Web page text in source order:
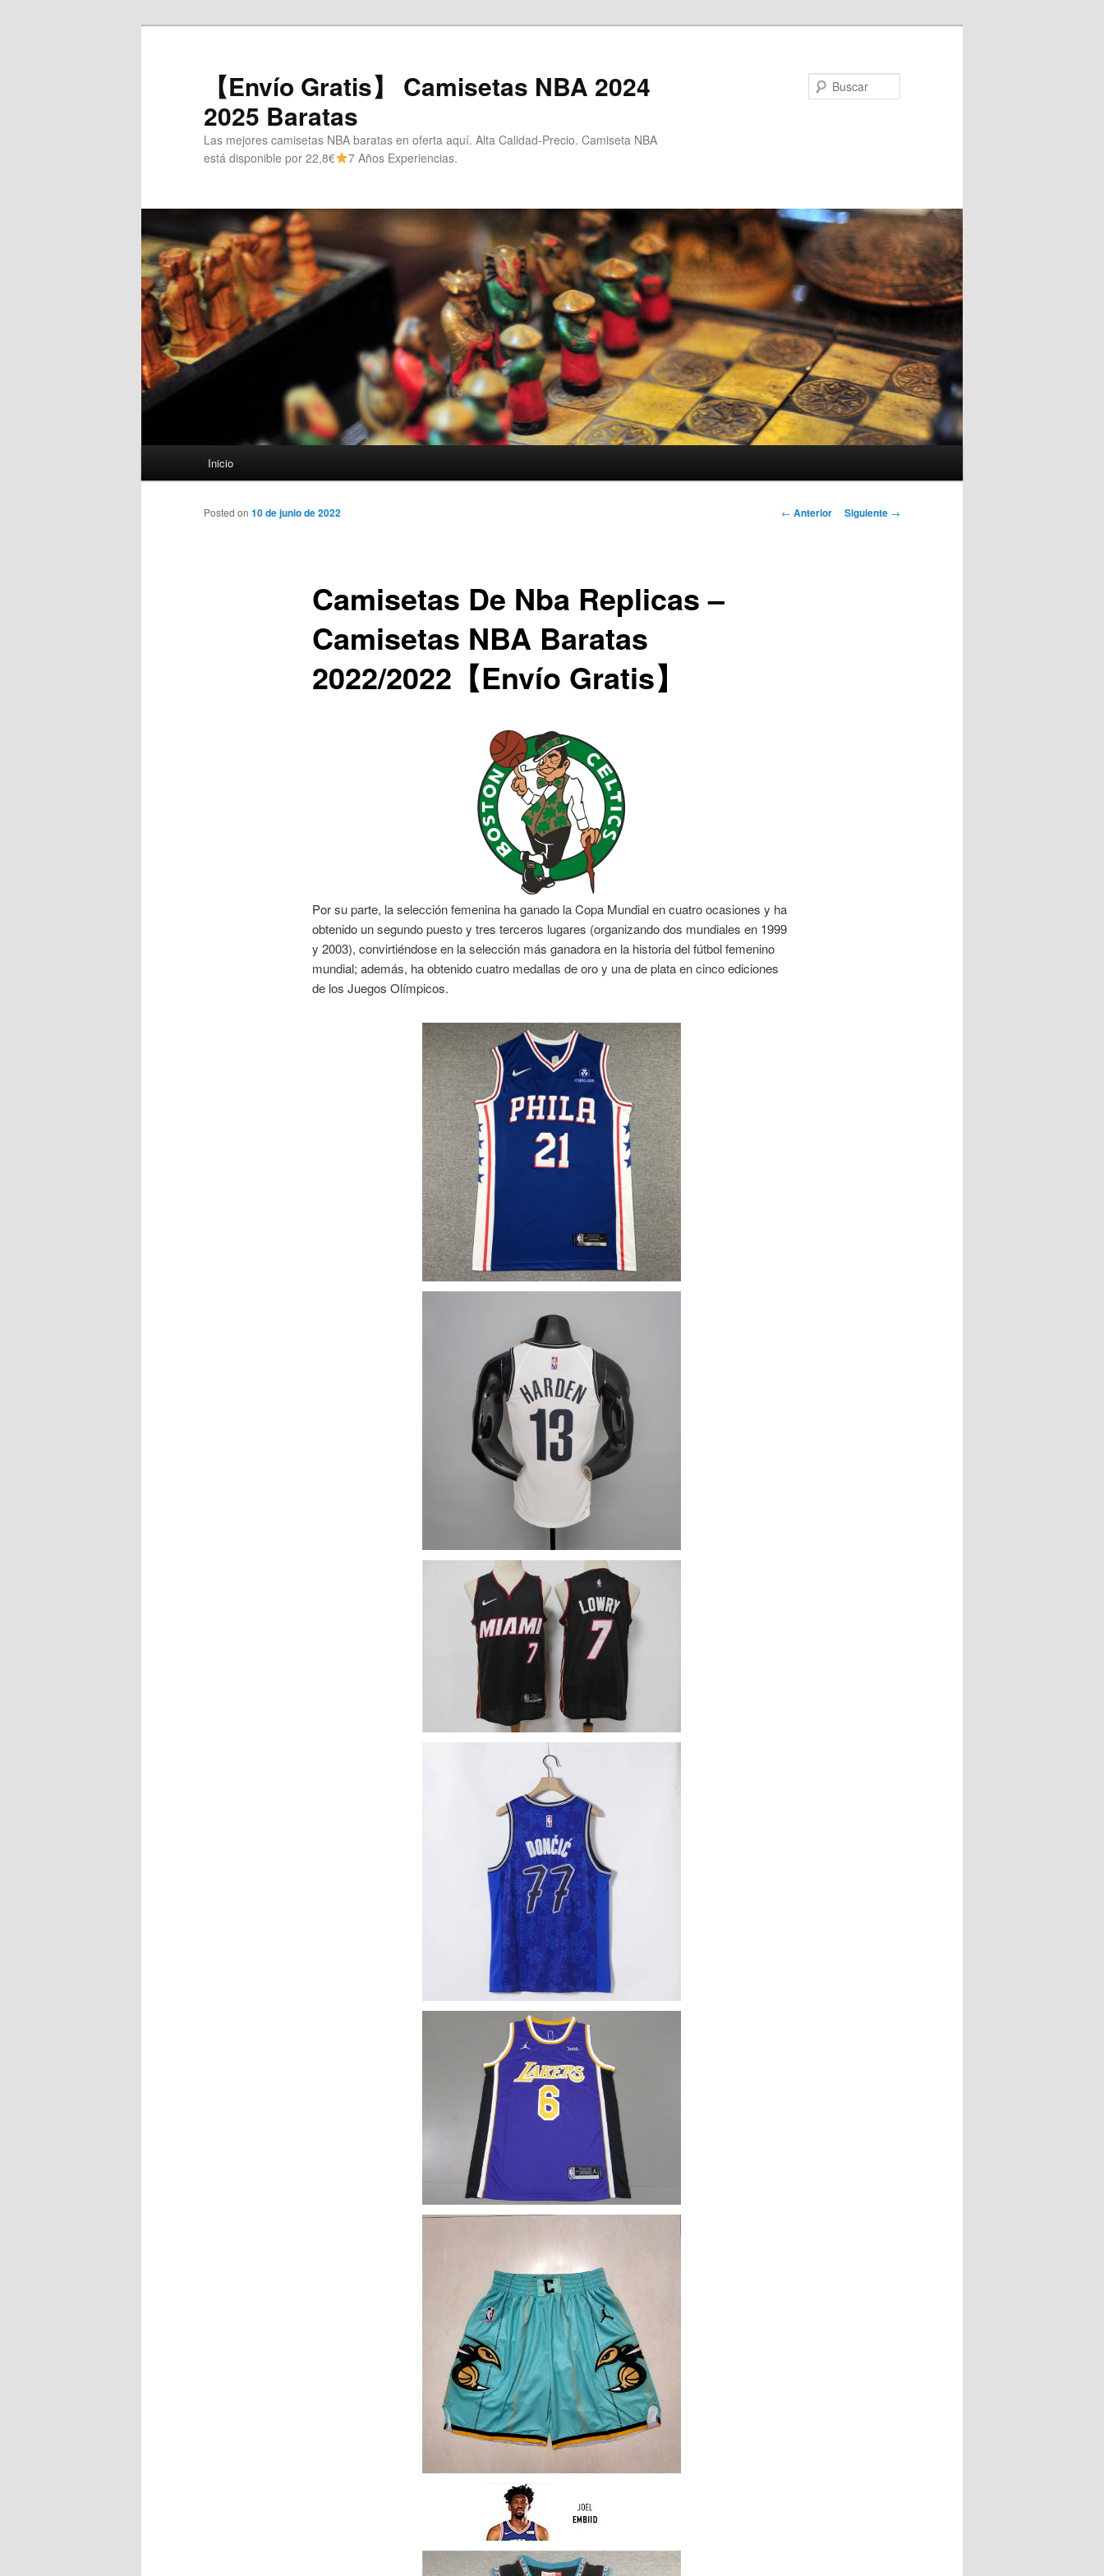
【Envío Gratis】 Camisetas NBA 2024
2025 Baratas
Las mejores camisetas NBA baratas en oferta aquí. Alta Calidad-Precio. Camiseta NBA
está disponible por 22,8€
7 Años Experiencias.
Inicio
Navegación
← Anterior Siguiente →
Camisetas De Nba Replicas –
Camisetas NBA Baratas
2022/2022【Envío Gratis】
Posted on 10 de junio de 2022
Por su parte, la selección femenina ha ganado la Copa Mundial en cuatro ocasiones y ha
obtenido un segundo puesto y tres terceros lugares (organizando dos mundiales en 1999
y 2003), convirtiéndose en la selección más ganadora en la historia del fútbol femenino
mundial; además, ha obtenido cuatro medallas de oro y una de plata en cinco ediciones
de los Juegos Olímpicos.